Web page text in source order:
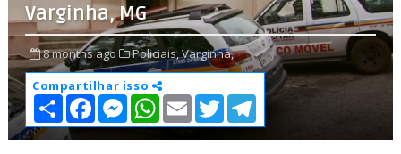
Varginha, MG
8 months ago Policiais,Varginha,
Compartilhar isso
S
h
a
r
F
c
e
M
e
s
s
W
h
a
t
E
m
a
i
T
i
t
T
l
e